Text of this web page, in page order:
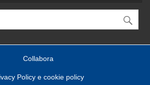
Collabora
Policy e cookie policy